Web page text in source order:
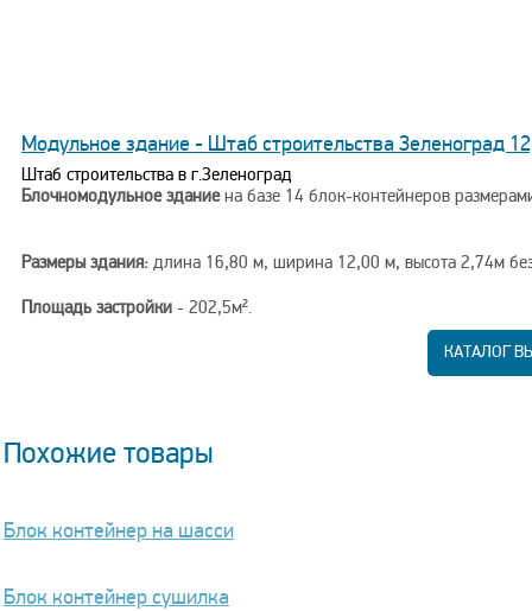
Модульное здание - Штаб строительства Зеленоград
Штаб строительства в г.Зеленоград
Блочномодульное зданиена базе 14 блок-контейнеров
Размеры здания: длина 16,80 м, ширина 12,00 м, высота 2,74м
Площадь застройки - 202,5м².
Дата строительства - сентябрь 2022г.
КАТАЛОГ
Похожие товары
Блок контейнер на шасси
Блок контейнер сушилка